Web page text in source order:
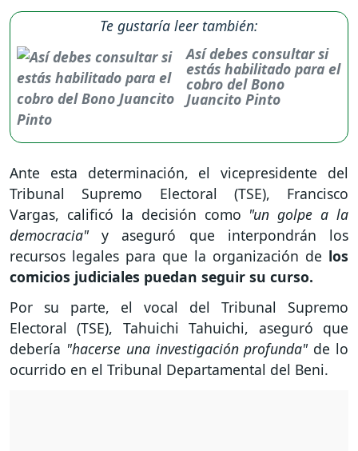
Te gustaría leer también:
Así debes consultar si
estás habilitado para el
cobro del Bono
Juancito Pinto
Ante esta determinación, el vicepresidente del
Tribunal Supremo Electoral (TSE), Francisco
Vargas, calificó la decisión como "un golpe a la
democracia"y aseguró que interpondrán los
recursos legales para que la organización de los
comicios judiciales puedan seguir su curso.
Por su parte, el vocal del Tribunal Supremo
Electoral (TSE), Tahuichi Tahuichi, aseguró que
debería "hacerse una investigación profunda" de lo
ocurrido en el Tribunal Departamental del Beni.